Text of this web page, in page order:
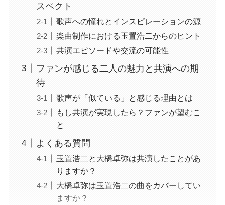
スペクト
歌声への憧れとインスピレーションの源
楽曲制作における玉置浩二からのヒント
共演エピソードや交流の可能性
ファンが感じる二人の魅力と共演への期
待
歌声が「似ている」と感じる理由とは
もし共演が実現したら？ファンが望むこ
と
よくある質問
玉置浩二と大橋卓弥は共演したことがあ
りますか？
大橋卓弥は玉置浩二の曲をカバーしてい
ますか？